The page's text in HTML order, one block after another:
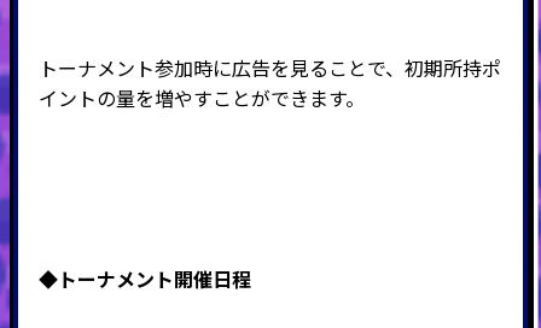
トーナメント参加時に広告を見ることで、初期所持ポ
イントの量を増やすことができます。
◆トーナメント開催日程